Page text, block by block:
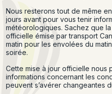
Nous resterons tout de même
jours avant pour vous tenir
météorologiques. Sachez que
officielle émise par transport
matin pour les envolées du
soirée.
Cette mise à jour officielle nous
informations concernant les
peuvent s’avérer changeantes